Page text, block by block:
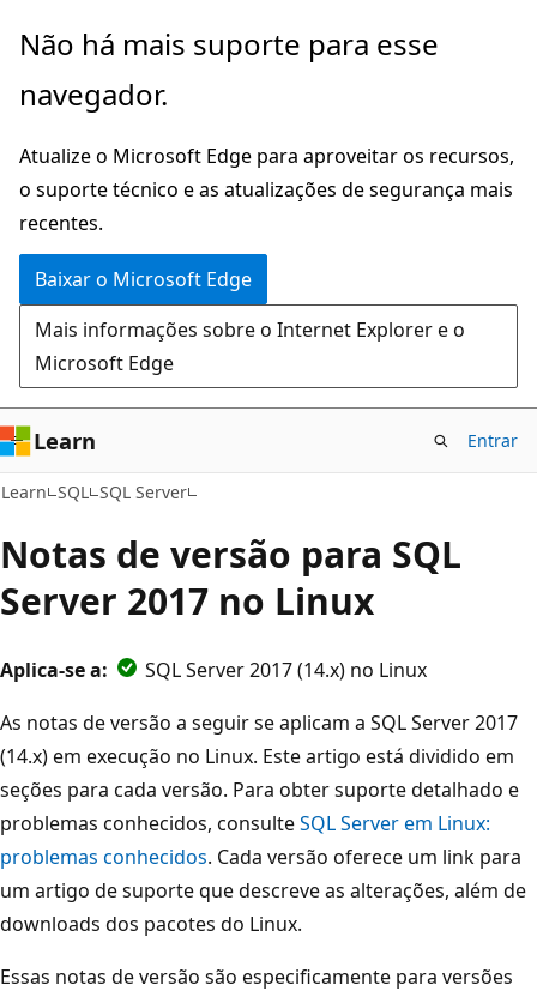
Pular
o
principal
Não há mais suporte para esse
navegador.
Atualize o Microsoft Edge para aproveitar os recursos,
o suporte técnico e as atualizações de segurança mais
recentes.
Baixar o Microsoft Edge
Mais informações sobre o Internet Explorer e o
Microsoft Edge
Learn Entrar
Learn SQL SQL Server
Notas de versão para SQL
Server 2017 no Linux
Aplica-se a:
SQL Server 2017 (14.x) no Linux
As notas de versão a seguir se aplicam a SQL Server 2017
(14.x) em execução no Linux. Este artigo está dividido em
seções para cada versão. Para obter suporte detalhado e
problemas conhecidos, consulteSQL Server em Linux:
problemas conhecidos. Cada versão oferece um link para
um artigo de suporte que descreve as alterações, além de
downloads dos pacotes do Linux.
Essas notas de versão são especificamente para versões